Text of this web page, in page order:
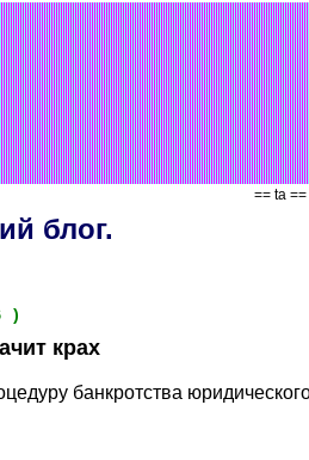
== ta ==
блог.
)
крах
банкротства